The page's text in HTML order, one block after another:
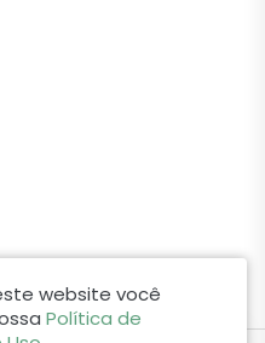
website você
Política de